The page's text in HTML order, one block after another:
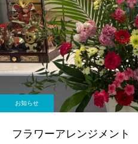
お知らせ
フラワーアレンジメント